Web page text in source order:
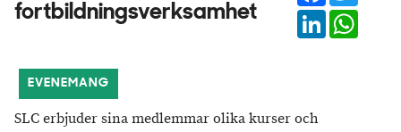
fortbildningsverksamhet
LinkedIn
EVENEMANG
SLC erbjuder sina medlemmar olika kurser och